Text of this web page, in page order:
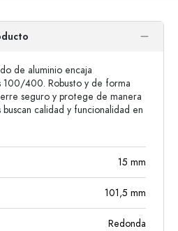
de aluminio encaja
400. Robusto y de forma
seguro y protege de manera
calidad y funcionalidad en
15 mm
101,5 mm
Redonda